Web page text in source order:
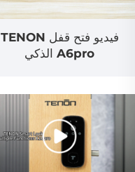
فيديو فتح قفل TENON
A6pro الذكي